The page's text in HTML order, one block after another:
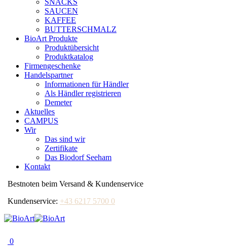
SNACKS
SAUCEN
KAFFEE
BUTTERSCHMALZ
BioArt Produkte
Produktübersicht
Produktkatalog
Firmengeschenke
Handelspartner
Informationen für Händler
Als Händler registrieren
Demeter
Aktuelles
CAMPUS
Wir
Das sind wir
Zertifikate
Das Biodorf Seeham
Kontakt
Bestnoten beim Versand & Kundenservice
Kundenservice: +43 6217 5700 0
0